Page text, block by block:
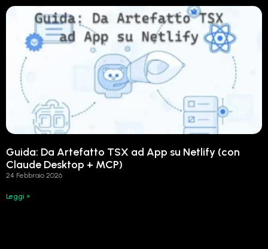
Guida: Da Artefatto TSX ad App su Netlify (con
Claude Desktop + MCP)
24 Febbraio 2026
Leggi »